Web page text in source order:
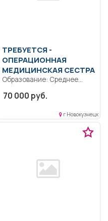
ТРЕБУЕТСЯ -
ОПЕРАЦИОННАЯ
МЕДИЦИНСКАЯ СЕСТРА
Образование: Среднее
Создает необходимую
70 000 руб.
г Новокузнецк